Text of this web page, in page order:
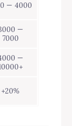
— 4000
—
7000
—
+20%